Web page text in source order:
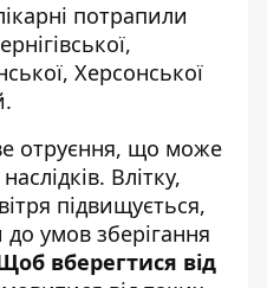
потрапили
Херсонської
отруєння, що може
Влітку,
підвищується,
умов зберігання
вберегтися від